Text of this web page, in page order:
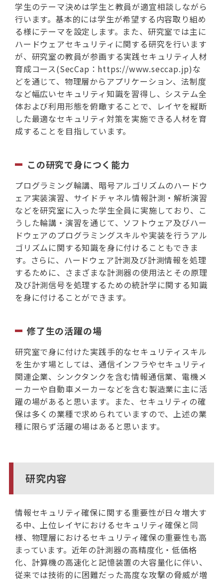
学生のテーマ決めは学生と教員が適宜相談しながら
行います。基本的には学生が希望する内容取り組め
る様にテーマを設定します。また、研究室では主に
ハードウェアセキュリティに関する研究を行います
が、研究室の教員が参画する実践セキュリティ人材
育成コース(SecCap：https://www.seccap.jp)な
どを通じて、物理層からアプリケーション、法制度
など幅広いセキュリティ知識を習得し、システム全
体および利用形態を俯瞰することで、レイヤを縦断
した最適なセキュリティ対策を実施できる人材を育
成することを目指しています。
この研究で身につく能力
プログラミング輪講、暗号アルゴリズムのハードウ
ェア実装演習、サイドチャネル情報計測・解析演習
などを研究室に入った学生全員に実施しており、こ
うした輪講・演習を通じて、ソフトウェア及びハー
ドウェアのプログラミングスキルや実装を行うアル
ゴリズムに関する知識を身に付けることもできま
す。さらに、ハードウェア計測及び計測情報を処理
するために、さまざまな計測器の使用法とその原理
及び計測信号を処理するための統計学に関する知識
を身に付けることができます。
修了生の活躍の場
研究室で身に付けた実践手的なセキュリティスキル
を生かす場としては、通信インフラやセキュリティ
関連企業、シンクタンクを含む情報通信業、電機メ
ーカーや自動車メーカーなどを含む製造業に主に活
躍の場があると思います。また、セキュリティの確
保は多くの業種で求められていますので、上述の業
種に限らず活躍の場はあると思います。
研究内容
情報セキュリティ確保に関する重要性が日々増大す
る中、上位レイヤにおけるセキュリティ確保と同
様、物理層におけるセキュリティ確保の重要性も高
まっています。近年の計測器の高精度化・低価格
化、計算機の高速化と記憶装置の大容量化に伴い、
従来では技術的に困難だった高度な攻撃の脅威が増